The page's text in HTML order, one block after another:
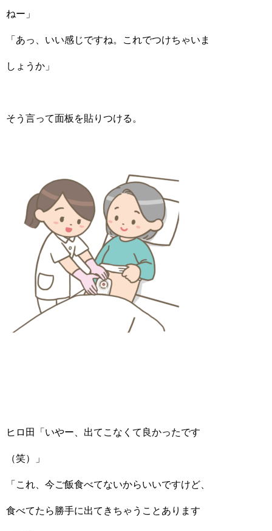
ねー」
「あっ、いい感じですね。これでつけちゃいま
しょうか」
そう言って面板を貼りつける。
ヒロ田「いやー、出てこなくて良かったです
（笑）」
「これ、今ご飯食べてないからいいですけど、
食べてたら勝手に出てきちゃうことあります